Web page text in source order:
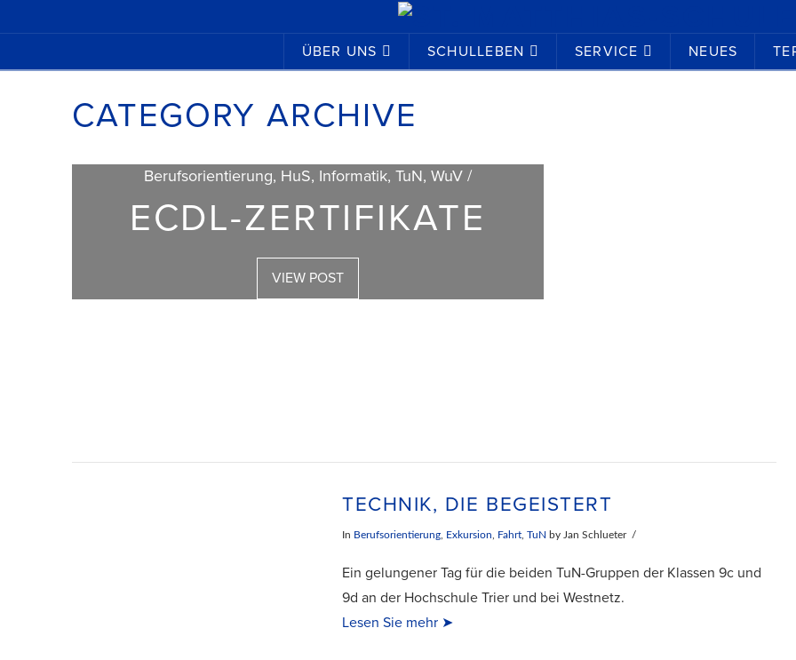
ÜBER UNS SCHULLEBEN SERVICE NEUES
CATEGORY ARCHIVE
Berufsorientierung, HuS, Informatik, TuN, WuV /
ECDL-ZERTIFIKATE
VIEW POST
TECHNIK, DIE BEGEISTERT
In Berufsorientierung Exkursion Fahrt ,TuN by Jan Schlueter
Ein gelungener Tag für die beiden TuN-Gruppen der Klassen 9c und
9d an der Hochschule Trier und bei Westnetz.
Lesen Sie mehr ➤